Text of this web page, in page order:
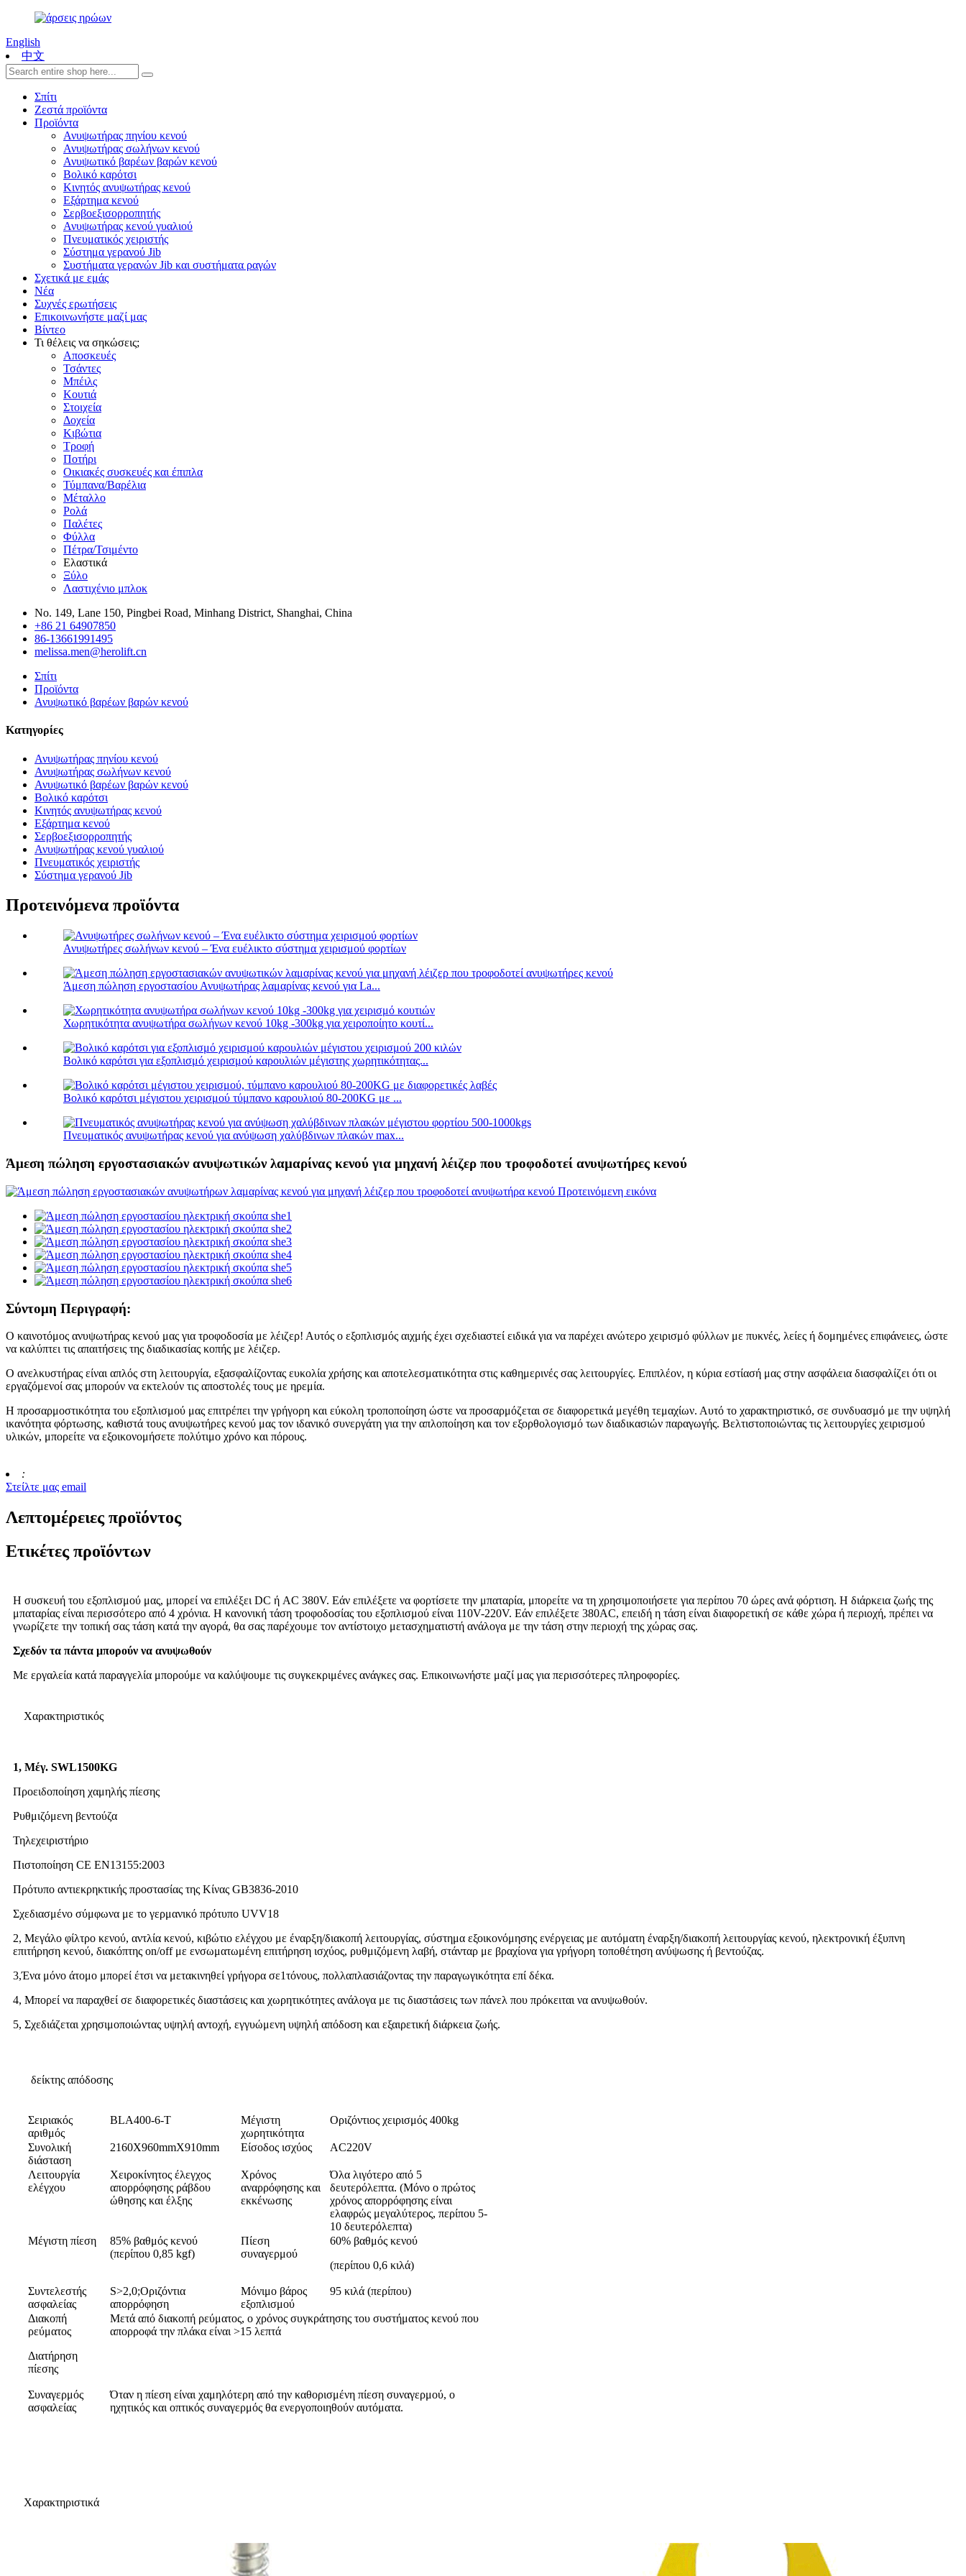
English
中文
Σπίτι
Ζεστά προϊόντα
Προϊόντα
Ανυψωτήρας πηνίου κενού
Ανυψωτήρας σωλήνων κενού
Ανυψωτικό βαρέων βαρών κενού
Βολικό καρότσι
Κινητός ανυψωτήρας κενού
Εξάρτημα κενού
Σερβοεξισορροπητής
Ανυψωτήρας κενού γυαλιού
Πνευματικός χειριστής
Σύστημα γερανού Jib
Συστήματα γερανών Jib και συστήματα ραγών
Σχετικά με εμάς
Νέα
Συχνές ερωτήσεις
Επικοινωνήστε μαζί μας
Βίντεο
Τι θέλεις να σηκώσεις;
Αποσκευές
Τσάντες
Μπέιλς
Κουτιά
Στοιχεία
Δοχεία
Κιβώτια
Τροφή
Ποτήρι
Οικιακές συσκευές και έπιπλα
Τύμπανα/Βαρέλια
Μέταλλο
Ρολά
Παλέτες
Φύλλα
Πέτρα/Τσιμέντο
Ελαστικά
Ξύλο
Λαστιχένιο μπλοκ
No. 149, Lane 150, Pingbei Road, Minhang District, Shanghai, China
+86 21 64907850
86-13661991495
melissa.men@herolift.cn
Σπίτι
Προϊόντα
Ανυψωτικό βαρέων βαρών κενού
Κατηγορίες
Ανυψωτήρας πηνίου κενού
Ανυψωτήρας σωλήνων κενού
Ανυψωτικό βαρέων βαρών κενού
Βολικό καρότσι
Κινητός ανυψωτήρας κενού
Εξάρτημα κενού
Σερβοεξισορροπητής
Ανυψωτήρας κενού γυαλιού
Πνευματικός χειριστής
Σύστημα γερανού Jib
Προτεινόμενα προϊόντα
Ανυψωτήρες σωλήνων κενού – Ένα ευέλικτο σύστημα χειρισμού φορτίων
Άμεση πώληση εργοστασίου Ανυψωτήρας λαμαρίνας κενού για La...
Χωρητικότητα ανυψωτήρα σωλήνων κενού 10kg -300kg για χειροποίητο κουτί...
Βολικό καρότσι για εξοπλισμό χειρισμού καρουλιών μέγιστης χωρητικότητας...
Βολικό καρότσι μέγιστου χειρισμού τύμπανο καρουλιού 80-200KG με ...
Πνευματικός ανυψωτήρας κενού για ανύψωση χαλύβδινων πλακών max...
Άμεση πώληση εργοστασιακών ανυψωτικών λαμαρίνας κενού για μηχανή λέιζερ που τροφοδοτεί ανυψωτήρες κενού
Σύντομη Περιγραφή:
Ο καινοτόμος ανυψωτήρας κενού μας για τροφοδοσία με λέιζερ! Αυτός ο εξοπλισμός αιχμής έχει σχεδιαστεί ειδικά για να παρέχει ανώτερο χειρισμό φύλλων με πυκνές, λείες ή δομημένες επιφάνειες, ώστε
να καλύπτει τις απαιτήσεις της διαδικασίας κοπής με λέιζερ.
Ο ανελκυστήρας είναι απλός στη λειτουργία, εξασφαλίζοντας ευκολία χρήσης και αποτελεσματικότητα στις καθημερινές σας λειτουργίες. Επιπλέον, η κύρια εστίασή μας στην ασφάλεια διασφαλίζει ότι οι
εργαζόμενοί σας μπορούν να εκτελούν τις αποστολές τους με ηρεμία.
Η προσαρμοστικότητα του εξοπλισμού μας επιτρέπει την γρήγορη και εύκολη τροποποίηση ώστε να προσαρμόζεται σε διαφορετικά μεγέθη τεμαχίων. Αυτό το χαρακτηριστικό, σε συνδυασμό με την υψηλή
ικανότητα φόρτωσης, καθιστά τους ανυψωτήρες κενού μας τον ιδανικό συνεργάτη για την απλοποίηση και τον εξορθολογισμό των διαδικασιών παραγωγής. Βελτιστοποιώντας τις λειτουργίες χειρισμού
υλικών, μπορείτε να εξοικονομήσετε πολύτιμο χρόνο και πόρους.
:
Στείλτε μας email
Λεπτομέρειες προϊόντος
Ετικέτες προϊόντων
Η συσκευή του εξοπλισμού μας, μπορεί να επιλέξει DC ή AC 380V. Εάν επιλέξετε να φορτίσετε την μπαταρία, μπορείτε να τη χρησιμοποιήσετε για περίπου 70 ώρες ανά φόρτιση. Η διάρκεια ζωής της
μπαταρίας είναι περισσότερο από 4 χρόνια. Η κανονική τάση τροφοδοσίας του εξοπλισμού είναι 110V-220V. Εάν επιλέξετε 380AC, επειδή η τάση είναι διαφορετική σε κάθε χώρα ή περιοχή, πρέπει να
γνωρίζετε την τοπική σας τάση κατά την αγορά, θα σας παρέχουμε τον αντίστοιχο μετασχηματιστή ανάλογα με την τάση στην περιοχή της χώρας σας.
Σχεδόν τα πάντα μπορούν να ανυψωθούν
Με εργαλεία κατά παραγγελία μπορούμε να καλύψουμε τις συγκεκριμένες ανάγκες σας. Επικοινωνήστε μαζί μας για περισσότερες πληροφορίες.
Χαρακτηριστικός
1, Μέγ. SWL1500KG
Προειδοποίηση χαμηλής πίεσης
Ρυθμιζόμενη βεντούζα
Τηλεχειριστήριο
Πιστοποίηση CE EN13155:2003
Πρότυπο αντιεκρηκτικής προστασίας της Κίνας GB3836-2010
Σχεδιασμένο σύμφωνα με το γερμανικό πρότυπο UVV18
2, Μεγάλο φίλτρο κενού, αντλία κενού, κιβώτιο ελέγχου με έναρξη/διακοπή λειτουργίας, σύστημα εξοικονόμησης ενέργειας με αυτόματη έναρξη/διακοπή λειτουργίας κενού, ηλεκτρονική έξυπνη
επιτήρηση κενού, διακόπτης on/off με ενσωματωμένη επιτήρηση ισχύος, ρυθμιζόμενη λαβή, στάνταρ με βραχίονα για γρήγορη τοποθέτηση ανύψωσης ή βεντούζας.
3,Ένα μόνο άτομο μπορεί έτσι να μετακινηθεί γρήγορα σε1τόνους, πολλαπλασιάζοντας την παραγωγικότητα επί δέκα.
4, Μπορεί να παραχθεί σε διαφορετικές διαστάσεις και χωρητικότητες ανάλογα με τις διαστάσεις των πάνελ που πρόκειται να ανυψωθούν.
5, Σχεδιάζεται χρησιμοποιώντας υψηλή αντοχή, εγγυώμενη υψηλή απόδοση και εξαιρετική διάρκεια ζωής.
δείκτης απόδοσης
Σειριακός
αριθμός
BLA400-6-T
Μέγιστη
χωρητικότητα
Οριζόντιος χειρισμός 400kg
Συνολική
διάσταση
2160X960mmX910mm Είσοδος ισχύος AC220V
Λειτουργία
ελέγχου
Χειροκίνητος έλεγχος
απορρόφησης ράβδου
ώθησης και έλξης
Χρόνος
αναρρόφησης και
εκκένωσης
Όλα λιγότερο από 5
δευτερόλεπτα. (Μόνο ο πρώτος
χρόνος απορρόφησης είναι
ελαφρώς μεγαλύτερος, περίπου 5-
10 δευτερόλεπτα)
Μέγιστη πίεση
85% βαθμός κενού
(περίπου 0,85 kgf)
Πίεση
συναγερμού
60% βαθμός κενού
(περίπου 0,6 κιλά)
Συντελεστής
ασφαλείας
S>2,0;Οριζόντια
απορρόφηση
Μόνιμο βάρος
εξοπλισμού
95 κιλά (περίπου)
Διακοπή
ρεύματος
Διατήρηση
πίεσης
Μετά από διακοπή ρεύματος, ο χρόνος συγκράτησης του συστήματος κενού που
απορροφά την πλάκα είναι >15 λεπτά
Συναγερμός
ασφαλείας
Όταν η πίεση είναι χαμηλότερη από την καθορισμένη πίεση συναγερμού, ο
ηχητικός και οπτικός συναγερμός θα ενεργοποιηθούν αυτόματα.
Χαρακτηριστικά